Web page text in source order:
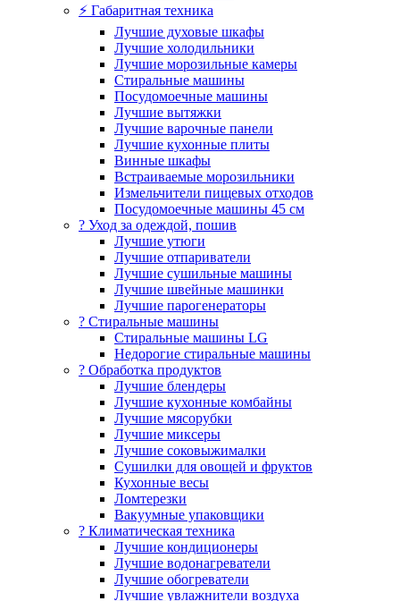
⚡ Габаритная техника
Лучшие духовые шкафы
Лучшие холодильники
Лучшие морозильные камеры
Стиральные машины
Посудомоечные машины
Лучшие вытяжки
Лучшие варочные панели
Лучшие кухонные плиты
Винные шкафы
Встраиваемые морозильники
Измельчители пищевых отходов
Посудомоечные машины 45 см
? Уход за одеждой, пошив
Лучшие утюги
Лучшие отпариватели
Лучшие сушильные машины
Лучшие швейные машинки
Лучшие парогенераторы
? Стиральные машины
Стиральные машины LG
Недорогие стиральные машины
? Обработка продуктов
Лучшие блендеры
Лучшие кухонные комбайны
Лучшие мясорубки
Лучшие миксеры
Лучшие соковыжималки
Сушилки для овощей и фруктов
Кухонные весы
Ломтерезки
Вакуумные упаковщики
?️ Климатическая техника
Лучшие кондиционеры
Лучшие водонагреватели
Лучшие обогреватели
Лучшие увлажнители воздуха